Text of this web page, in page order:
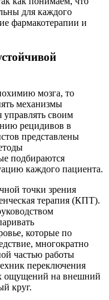
для каждого
фармакотерапии и
мозга, то
механизмы
управлять своим
рецидивов в
представлены
подбираются
каждого пациента.
точки зрения
терапия (КПТ).
которые по
многократно
частью работы
переключения
ощущений на внешний
круг.